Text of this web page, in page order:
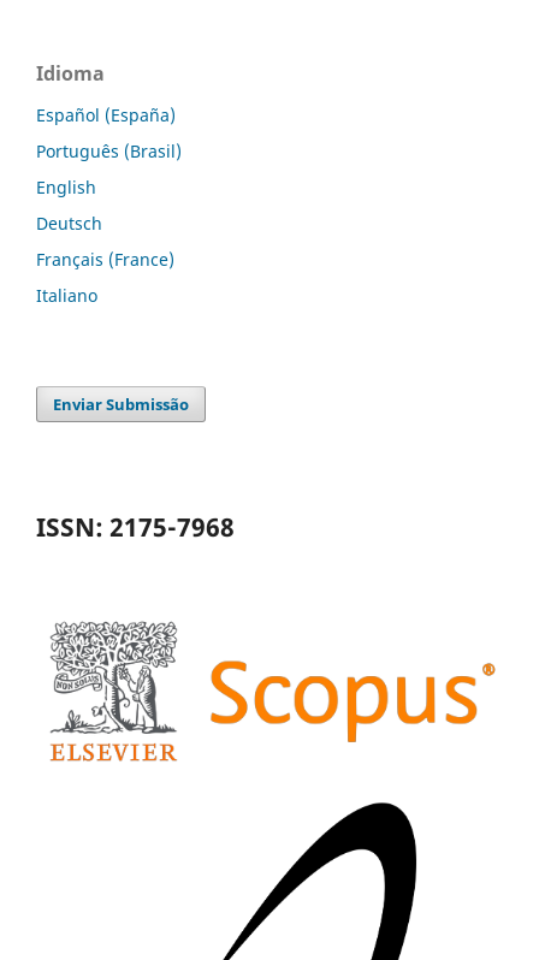
Idioma
Español (España)
Português (Brasil)
English
Deutsch
Français (France)
Italiano
Enviar Submissão
ISSN: 2175-7968